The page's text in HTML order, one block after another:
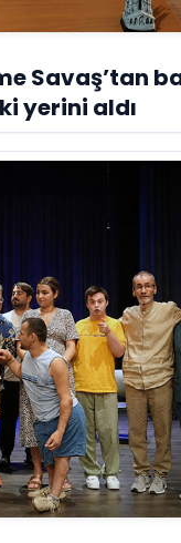
Savaş’tan
yerini aldı